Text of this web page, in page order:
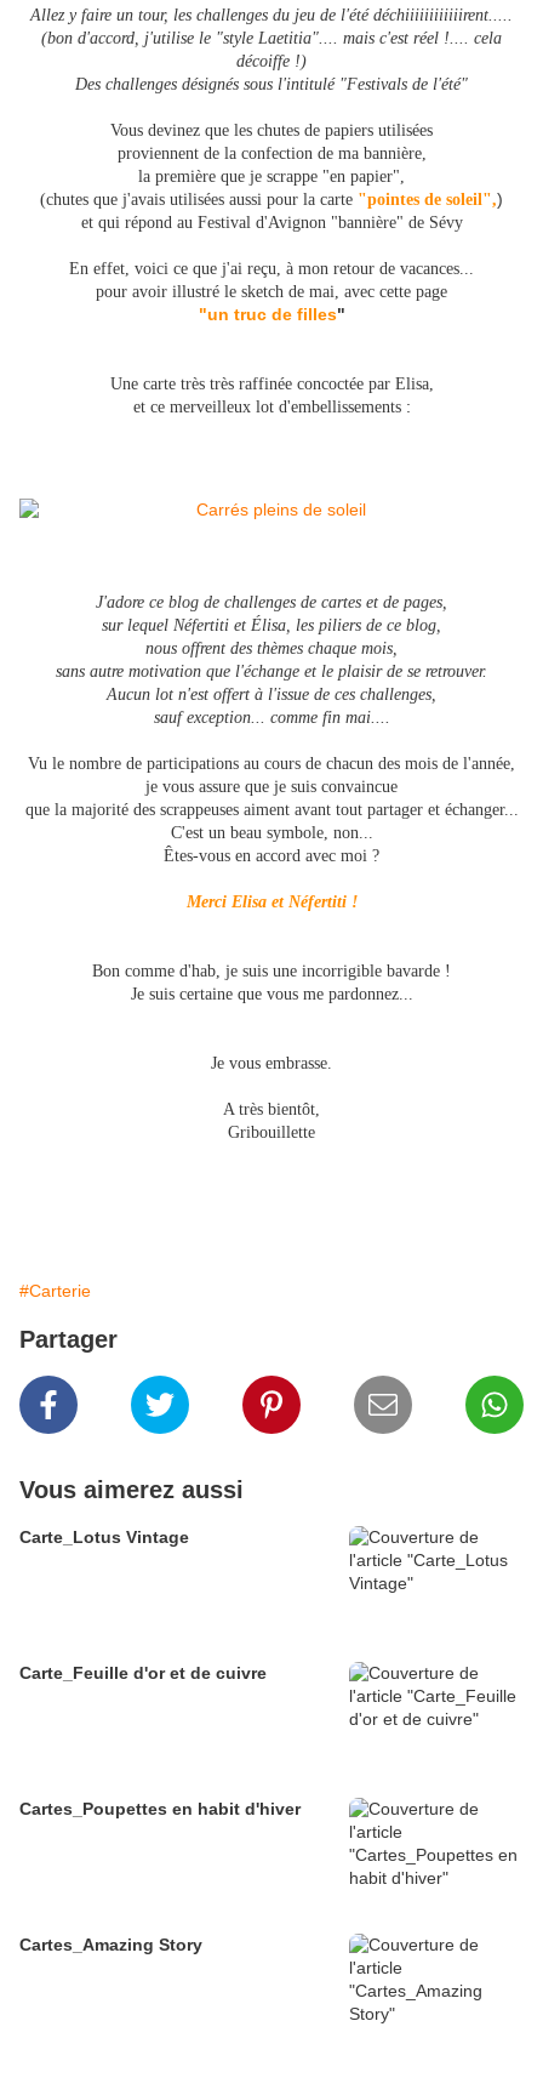
Allez y faire un tour, les challenges du jeu de l'été déchiiiiiiiiiiiirent.....
(bon d'accord, j'utilise le "style Laetitia".... mais c'est réel !.... cela
décoiffe !)
Des challenges désignés sous l'intitulé "Festivals de l'été"
Vous devinez que les chutes de papiers utilisées
proviennent de la confection de ma bannière,
la première que je scrappe "en papier",
(chutes que j'avais utilisées aussi pour la carte "pointes de soleil",)
et qui répond au Festival d'Avignon "bannière" de Sévy
En effet, voici ce que j'ai reçu, à mon retour de vacances...
pour avoir illustré le sketch de mai, avec cette page
"un truc de filles"
Une carte très très raffinée concoctée par Elisa,
et ce merveilleux lot d'embellissements:
J'adore ce blog de challenges de cartes et de pages,
sur lequel Néfertiti et Élisa, les piliers de ce blog,
nous offrent des thèmes chaque mois,
sans autre motivation que l'échange et le plaisir de se retrouver.
Aucun lot n'est offert à l'issue de ces challenges,
sauf exception... comme fin mai....
Vu le nombre de participations au cours de chacun des mois de l'année,
je vous assure que je suis convaincue
que la majorité des scrappeuses aiment avant tout partager et échanger...
C'est un beau symbole, non...
Êtes-vous en accord avec moi ?
Merci Elisa et Néfertiti !
Bon comme d'hab, je suis une incorrigible bavarde !
Je suis certaine que vous me pardonnez...
Je vous embrasse.
A très bientôt,
Gribouillette
#Carterie
Partager
Vous aimerez aussi
Carte_Lotus Vintage
Carte_Feuille d'or et de cuivre
Cartes_Poupettes en habit d'hiver
Cartes_Amazing Story